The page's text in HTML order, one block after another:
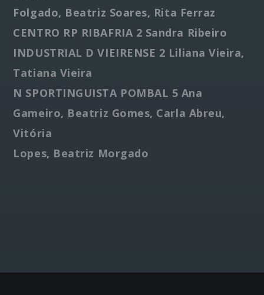
Folgado, Beatriz Soares, Rita Ferraz
CENTRO RP RIBAFRIA 2 Sandra Ribeiro
INDUSTRIAL D VIEIRENSE 2 Liliana Vieira,
Tatiana Vieira
N SPORTINGUISTA POMBAL 5 Ana
Gameiro, Beatriz Gomes, Carla Abreu,
Vitória
Lopes, Beatriz Morgado